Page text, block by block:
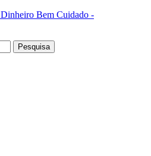
Dinheiro Bem Cuidado -